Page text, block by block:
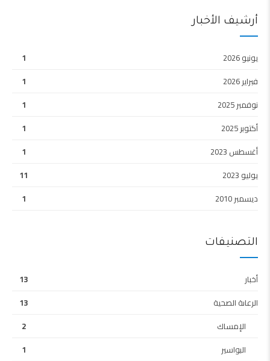
أرشيف الأخبار
يونيو 2026
1
فبراير 2026
1
نوفمبر 2025
1
أكتوبر 2025
1
أغسطس 2023
1
يوليو 2023
11
ديسمبر 2010
1
التصنيفات
أخبار
13
الرعاىة الصحية
13
الإمساك
2
البواسير
1